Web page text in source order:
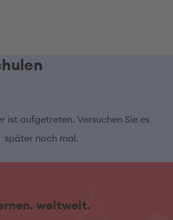
ist aufgetreten. Versuchen Sie es
später noch mal.
weltweit.